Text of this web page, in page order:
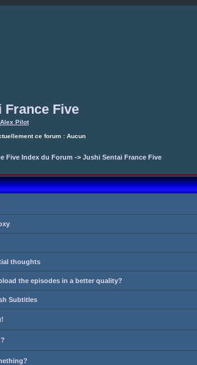
France Five
Alex Pilot
ce forum : Aucun
Five Index du Forum -> Jushi Sentai France Five
thoughts
the episodes in a better quality?
Subtitles